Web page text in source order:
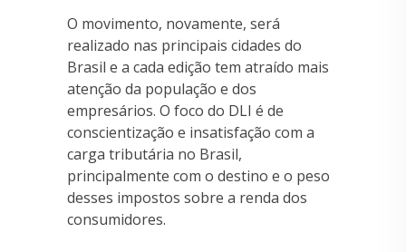
O movimento, novamente, será
realizado nas principais cidades do
Brasil e a cada edição tem atraído mais
atenção da população e dos
empresários. O foco do DLI é de
conscientização e insatisfação com a
carga tributária no Brasil,
principalmente com o destino e o peso
desses impostos sobre a renda dos
consumidores.